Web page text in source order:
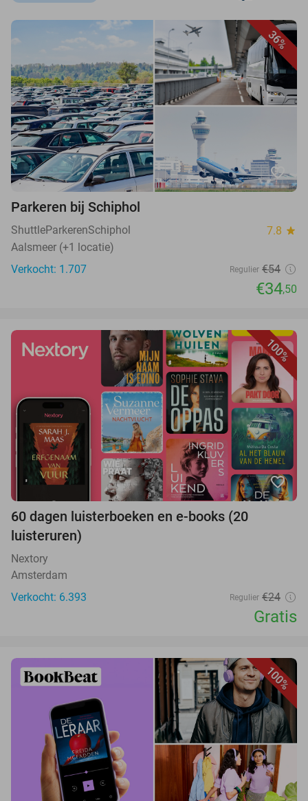
36%
favorite_border
Parkeren bij Schiphol
ShuttleParkerenSchiphol 7.8 star
Aalsmeer (+1 locatie)
Verkocht: 1.707
Regulier €54
€34,50
100%
favorite_border
60 dagen luisterboeken en e-books (20
luisteruren)
Nextory
Amsterdam
Verkocht: 6.393
Regulier €24
Gratis
100%